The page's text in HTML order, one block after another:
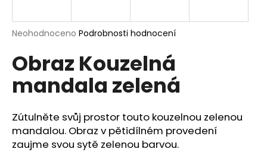
Průměrné
produktu
je
hvězdiček.
Neohodnoceno Podrobnosti hodnocení
Obraz Kouzelná
mandala zelená
Zútulněte svůj prostor touto kouzelnou zelenou
mandalou. Obraz v pětidílném provedení
zaujme svou sytě zelenou barvou.
j
t
?
HLEDAT